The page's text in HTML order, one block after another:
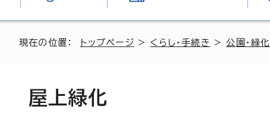
現在の位置： トップページ > くらし・手続き >公園・緑化
屋上緑化